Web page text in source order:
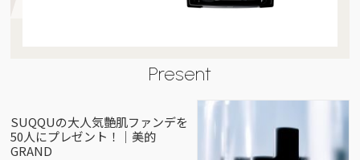
Present
SUQQUの大人気艶肌ファンデを
50人にプレゼント！｜美的
GRAND